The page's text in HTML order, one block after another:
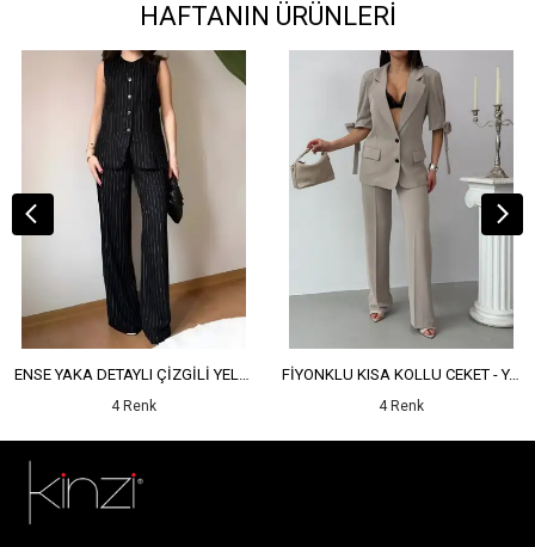
HAFTANIN ÜRÜNLERİ
ENSE YAKA DETAYLI ÇİZGİLİ YELEK - YÜKSEK BEL DETAYLI ÇİZGİLİ PANTOLON
4 Renk
FİYONKLU KISA KOLLU CEKET - YÜKSEK BEL SALAŞ PANTOLON
4 Renk